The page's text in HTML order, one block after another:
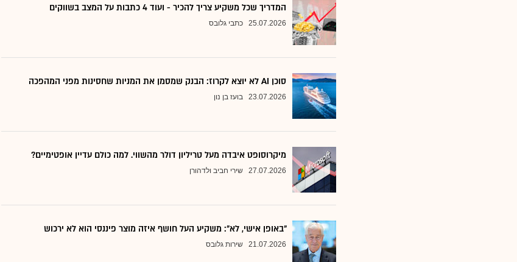
המדריך שכל משקיע צריך להכיר - ועוד 4 כתבות על המצב בשווקים
25.07.2026 כתבי גלובס
סוכן AI לא יוצא לקרוז: הבנק שמסמן את המניות שחסינות מפני המהפכה
23.07.2026 בועז בן נון
מיקרוסופט איבדה מעל טריליון דולר מהשווי. למה כולם עדיין אופטימיים?
27.07.2026 שירי חביב ולדהורן
"באופן אישי, לא": משקיע העל חושף איזה מוצר פיננסי הוא לא ירכוש
21.07.2026 שירות גלובס